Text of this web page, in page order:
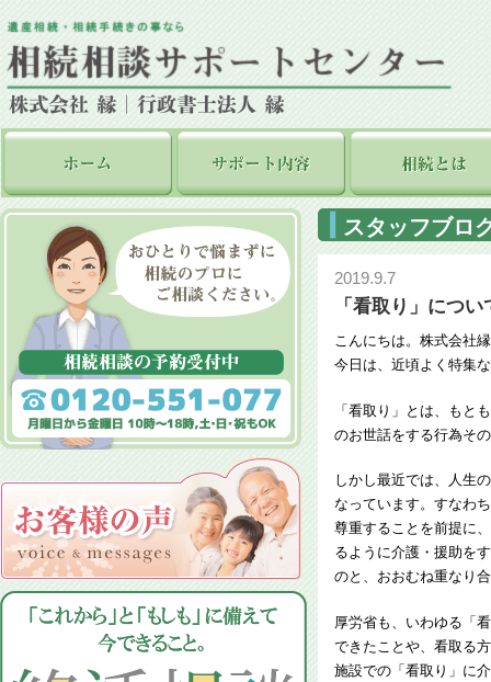
スタッフブロ
2019.9.7
「看取り」につ
こんにちは。株式会社
今日は、近頃よく特集
「看取り」とは、もと
のお世話をする行為そ
しかし最近では、人生
なっています。すなわ
尊重することを前提に
るように介護・援助を
のと、おおむね重なり
厚労省も、いわゆる「
できたことや、看取る
施設での「看取り」に